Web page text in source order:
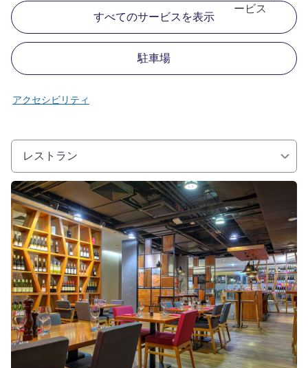
ービス
すべてのサービスを表示
駐車場
アクセシビリティ
レストラン
詳細を表示